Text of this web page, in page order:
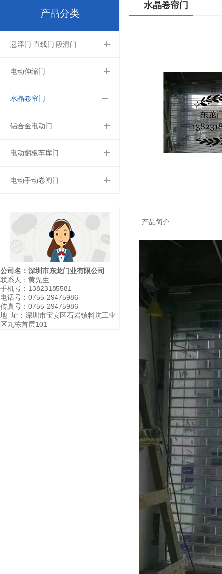
产品分类
悬浮门 直线门 段滑门
电动伸缩门
水晶卷帘门
铝合金电动门
电动翻板车库门
电动手动卷闸门
公司名：深圳市东龙门业有限公司
联系人：黄先生
手机号：13823185581
电话号：0755-29475986
传真号：0755-29475986
地 址：深圳市宝安区石岩镇料坑工业
区九栋首层101
水晶卷帘门
产品简介